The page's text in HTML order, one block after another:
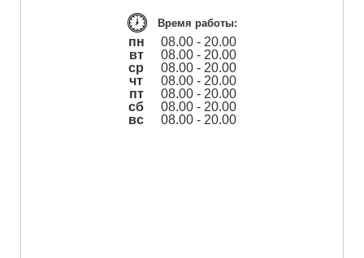
Время работы:
пн
08.00 - 20.00
вт
08.00 - 20.00
ср
08.00 - 20.00
чт
08.00 - 20.00
пт
08.00 - 20.00
сб
08.00 - 20.00
вс
08.00 - 20.00